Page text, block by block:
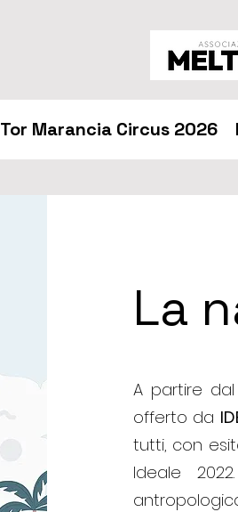
Tor Marancia Circus 2026
La
A partire
offerto da
tutti, con
Ideale